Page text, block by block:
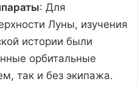
: Для
Луны, изучения
истории были
орбитальные
так и без экипажа.